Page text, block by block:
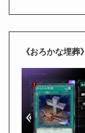
《おろかな埋葬》